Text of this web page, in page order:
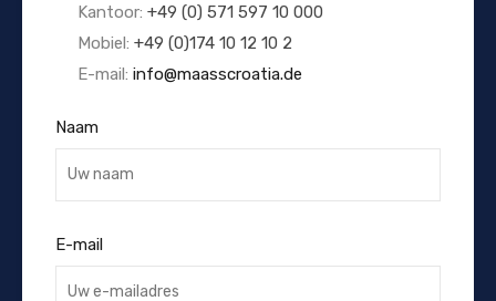
Kantoor: +49 (0) 571 597 10 000
Mobiel: +49 (0)174 10 12 10 2
E-mail: info@maasscroatia.de
Naam
E-mail